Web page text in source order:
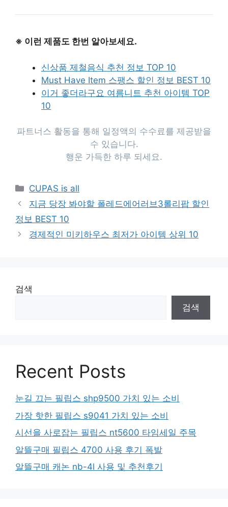
※ 이런 제품도 한번 알아보세요.
신상품 제철음식 추천 정보 TOP 10
Must Have Item 스팽스 할인 정보 BEST 10
이거 좋더라구요 여름니트 추천 아이템 TOP
10
파트너스 활동을 통해 일정액의 수수료를 제공받을
수 있습니다.
행운 가득한 하루 되세요.
Categories
CUPAS is all
지금 당장 봐야할 폴레드에어러브3롤리팝 할인
정보 BEST 10
경제적인 미키하우스 최저가 아이템 상위 10
검색
검색
Recent Posts
눈길 끄는 필립스 shp9500 가치 있는 소비
가장 핫한 필립스 s9041 가치 있는 소비
시선을 사로잡는 필립스 nt5600 타임세일 주목
알뜰구매 필립스 4700 사용 후기 폭발
알뜰구매 캐논 nb-4l 사용 및 추천후기